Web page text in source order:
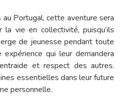
Portugal, cette aventure sera
la vie en collectivité, puisqu’ils
de jeunesse pendant toute
qui leur demandera
et respect des autres.
essentielles dans leur future
personnelle.